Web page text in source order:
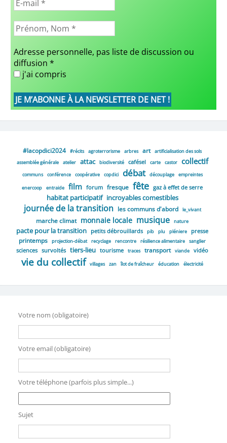
Adresse personnelle, pas liste de discussion ou
diffusion *
j'ai compris
#lacopdici2024 #récits agroterrorisme arbres art
artificialisation des sols
assemblée générale
atelier attac biodiversité cafésel carte castor collectif
communs conférence coopérative copdici débat découplage
empreintes
enercoop
entraide film forum fresque fête gaz à effet de serre
habitat participatif incroyables comestibles
journée de la transition les communs d'abord le_vivant
marche climat monnaie locale musique nature
pacte pour la transition petits débrouillards pib plu pléniere presse
printemps projection-débat recyclage rencontre résilience alimentaire sanglier
sciences survoltés tiers-lieu tourisme traces transport viande vidéo
vie du collectif villages zan îlot de fraîcheur éducation électricité
Votre nom (obligatoire)
Votre email (obligatoire)
Votre téléphone (parfois plus simple...)
Sujet